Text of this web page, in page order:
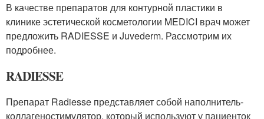
В качестве препаратов для контурной пластики в
клинике эстетической косметологии MEDICI врач может
предложить RADIESSE и Juvederm. Рассмотрим их
подробнее.
RADIESSE
Препарат Radiesse представляет собой наполнитель-
коллагеностимулятор, который используют у пациенток